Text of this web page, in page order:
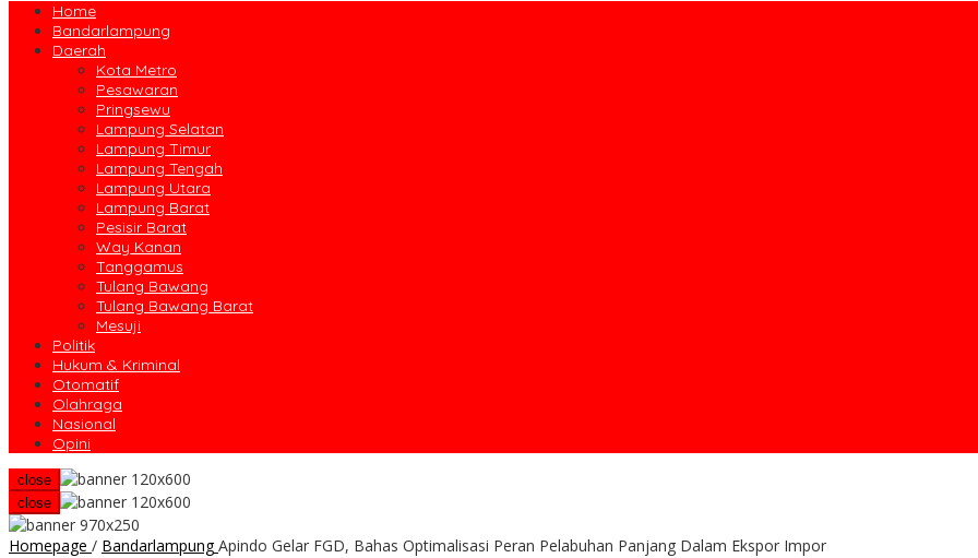
Home
Bandarlampung
Daerah
Kota Metro
Pesawaran
Pringsewu
Lampung Selatan
Lampung Timur
Lampung Tengah
Lampung Utara
Lampung Barat
Pesisir Barat
Way Kanan
Tanggamus
Tulang Bawang
Tulang Bawang Barat
Mesuji
Politik
Hukum & Kriminal
Otomatif
Olahraga
Nasional
Opini
close
close
Homepage / Bandarlampung Apindo Gelar FGD, Bahas Optimalisasi Peran Pelabuhan Panjang Dalam Ekspor Impor